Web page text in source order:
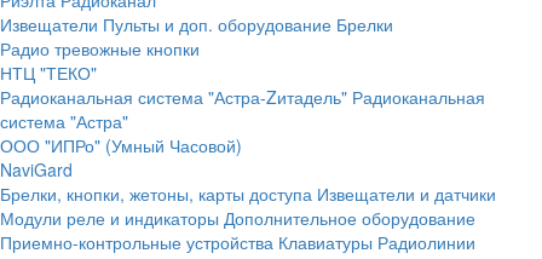
Извещатели Пульты и доп. оборудование Брелки
Радио тревожные кнопки
НТЦ "ТЕКО"
Радиоканальная система "Астра-Zитадель" Радиоканальная
система "Астра"
ООО "ИПРо" (Умный Часовой)
NaviGard
Брелки, кнопки, жетоны, карты доступа Извещатели и датчики
Модули реле и индикаторы Дополнительное оборудование
Приемно-контрольные устройства Клавиатуры Радиолинии